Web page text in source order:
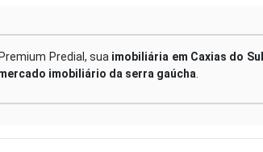
Predial, sua imobiliária em Caxias do Sul
imobiliário da serra gaúcha.